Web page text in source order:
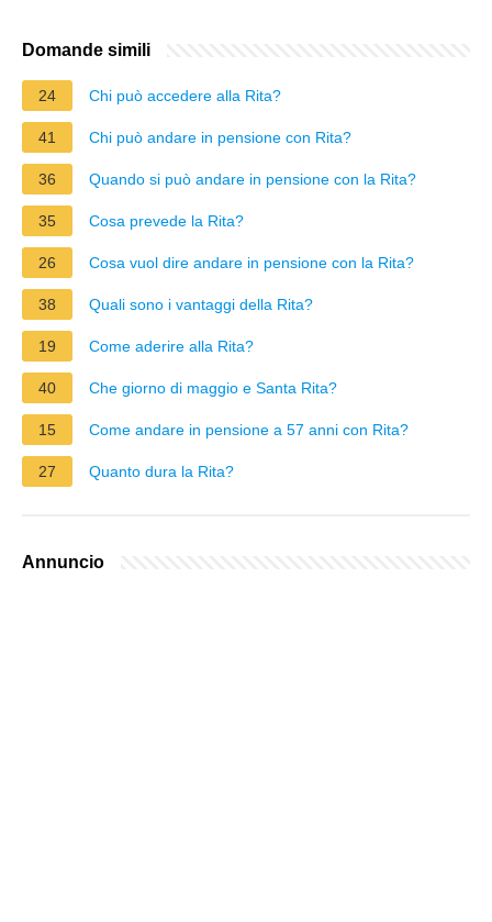
Domande simili
24 Chi può accedere alla Rita?
41 Chi può andare in pensione con Rita?
36 Quando si può andare in pensione con la Rita?
35 Cosa prevede la Rita?
26 Cosa vuol dire andare in pensione con la Rita?
38 Quali sono i vantaggi della Rita?
19 Come aderire alla Rita?
40 Che giorno di maggio e Santa Rita?
15 Come andare in pensione a 57 anni con Rita?
27 Quanto dura la Rita?
Annuncio